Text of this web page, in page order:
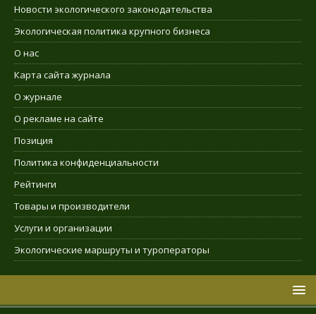
Новости экологического законодательства
Экологическая политика крупного бизнеса
О нас
Карта сайта журнала
О журнале
О рекламе на сайте
Позиция
Политика конфиденциальности
Рейтинги
Товары и производители
Услуги и организации
Экологические маршруты и туроператоры